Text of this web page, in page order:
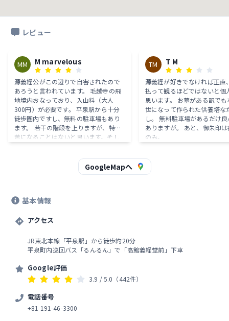
レビュー
MM M marvelous
源義経公がこの辺りで自害されたので
あろうと言われています。 毛越寺の飛
地境内おなっており、入山料（大人
300円）が必要です。 平泉駅から十分
徒歩圏内ですし、無料の駐車場もあり
ます。 若干の階段を上りますが、特に
苦になることはないと思います。そし
尾芭蕉が詠んだ有名な「夏草や 兵ども
が 夢の跡」の碑があり、簡単ですが休
を説明する小さな小山があり、そこか
と呼ばれる建物があります。 義経堂は
く、先代藩主第4代目の伊達綱村公が義
経公を偲んで1683年に建てた建物で
います。 義経堂自体は特筆すべきもの
ではないのですが、丘の上から見える
雄大な景色だけでも入山料300円の価
値ありだと思います。
TM T M
源義経が好きでなければ正直
払って観るほどではないと個
思います。 お墓がある訳で
世になって作られた供養塔な
し。 無料駐車場があるだけ
ありますが。 あと、御朱印
のみ。
GoogleMapへ
基本情報
アクセス
JR東北本線「平泉駅」から徒歩約20分
平泉町内巡回バス「るんるん」で「高館義経堂前」下車
Google評価
3.9 / 5.0 （442件）
電話番号
+81 191-46-3300